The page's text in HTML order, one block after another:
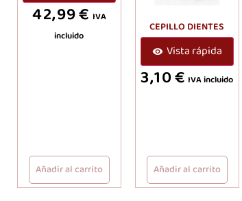
42,99€ IVA
incluido
Añadir al carrito
CEPILLO DIENTES
Vista rápida
3,10€ IVA incluido
Añadir al carrito